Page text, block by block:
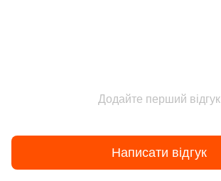
Додайте перший відгук
Написати відгук